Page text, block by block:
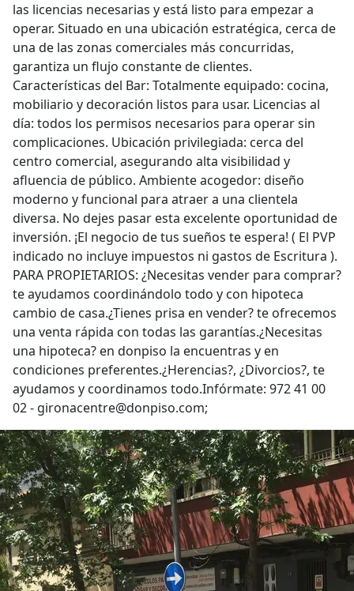
las licencias necesarias y está listo para empezar a
operar. Situado en una ubicación estratégica, cerca de
una de las zonas comerciales más concurridas,
garantiza un flujo constante de clientes.
Características del Bar: Totalmente equipado: cocina,
mobiliario y decoración listos para usar. Licencias al
día: todos los permisos necesarios para operar sin
complicaciones. Ubicación privilegiada: cerca del
centro comercial, asegurando alta visibilidad y
afluencia de público. Ambiente acogedor: diseño
moderno y funcional para atraer a una clientela
diversa. No dejes pasar esta excelente oportunidad de
inversión. ¡El negocio de tus sueños te espera! ( El PVP
indicado no incluye impuestos ni gastos de Escritura ).
PARA PROPIETARIOS: ¿Necesitas vender para comprar?
te ayudamos coordinándolo todo y con hipoteca
cambio de casa.¿Tienes prisa en vender? te ofrecemos
una venta rápida con todas las garantías.¿Necesitas
una hipoteca? en donpiso la encuentras y en
condiciones preferentes.¿Herencias?, ¿Divorcios?, te
ayudamos y coordinamos todo.Infórmate: 972 41 00
02 - gironacentre@donpiso.com;